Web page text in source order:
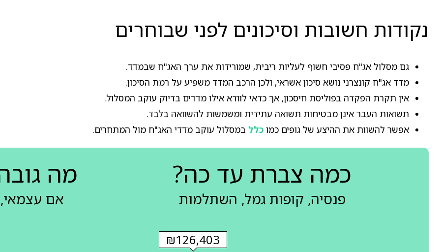
נקודות חשובות וסיכונים לפני שבוחרים
גם מסלול אג"ח פסיבי חשוף לעליות ריבית, שמורידות את ערך האג"ח שבמדד.
מדד אג"ח קונצרני נושא סיכון אשראי, ולכן הרכב המדד משפיע על רמת הסיכון.
אין תקרת הפקדה בפוליסת חיסכון, אך כדאי לוודא אילו מדדים בדיוק עוקב המסלול.
תשואות העבר אינן מבטיחות תשואה עתידית ומשמשות להשוואה בלבד.
אפשר להשוות את ההיצע של גופים כמו כלל במסלול עוקב מדדי האג"ח מול המתחרים.
כמה צברת עד כה?
פנסיה, קופות גמל, השתלמות
₪126,403
מה
אם עצמאי,